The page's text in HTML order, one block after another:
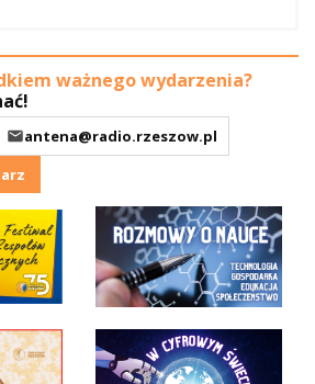
ważnego wydarzenia?
antena@radio.rzeszow.pl